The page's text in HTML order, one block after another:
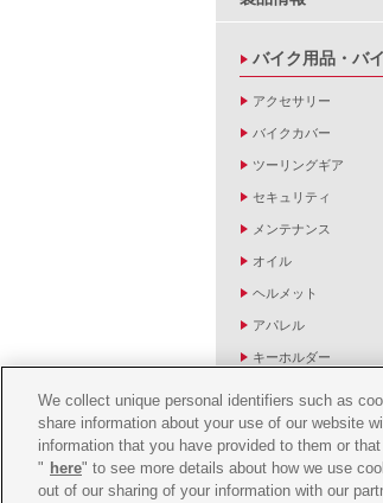
バイク用品・バ
アクセサリー
バイクカバー
ツーリングギア
セキュリティ
メンテナンス
オイル
ヘルメット
アパレル
キーホルダー
バイク雑貨
YZF R1/R6レーシン
We collect unique personal identifiers such as
share information about your use of our website
information that you have provided to them or
" here" to see more details about how we use
out of our sharing of your information with our